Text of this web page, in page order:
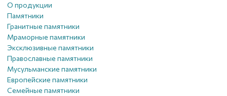
О продукции
Памятники
Гранитные памятники
Мраморные памятники
Эксклюзивные памятники
Православные памятники
Мусульманские памятники
Европейские памятники
Семейные памятники